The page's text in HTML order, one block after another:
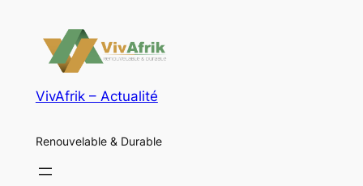
VivAfrik – Actualité
Renouvelable & Durable